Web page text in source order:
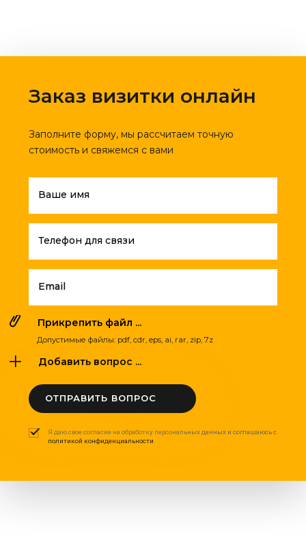
Заказ визитки онлайн
Заполните форму, мы рассчитаем точную
стоимость и свяжемся с вами
Ваше имя
Телефон для связи
Email
Прикрепить файл ...
Допустимые файлы: pdf, cdr, eps, ai, rar, zip, 7z
Добавить вопрос ...
ОТПРАВИТЬ ВОПРОС
Я даю свое согласие на обработку персональных данных и соглашаюсь с
политикой конфиденциальности